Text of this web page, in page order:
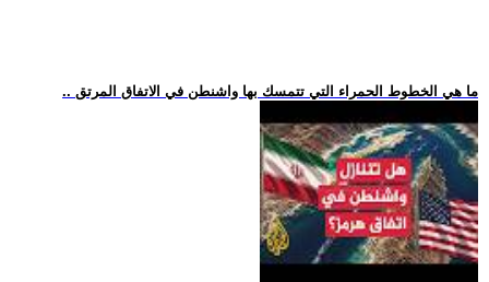
.. ما هي الخطوط الحمراء التي تتمسك بها واشنطن في الاتفاق المرتق